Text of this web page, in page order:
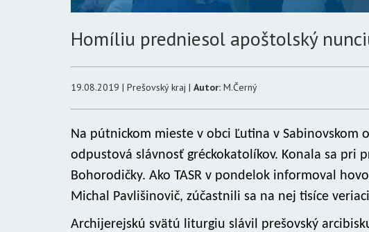
Homíliu predniesol apoštolský
19.08.2019 | Prešovský kraj | Autor: M.Černý
Na pútnickom mieste v obci Ľutina v Sabinovskom
odpustová slávnosť gréckokatolíkov. Konala sa pri
Bohorodičky. Ako TASR v pondelok informoval
Michal Pavlišinovič, zúčastnili sa na nej tisíce
Archijerejskú svätú liturgiu slávil prešovský